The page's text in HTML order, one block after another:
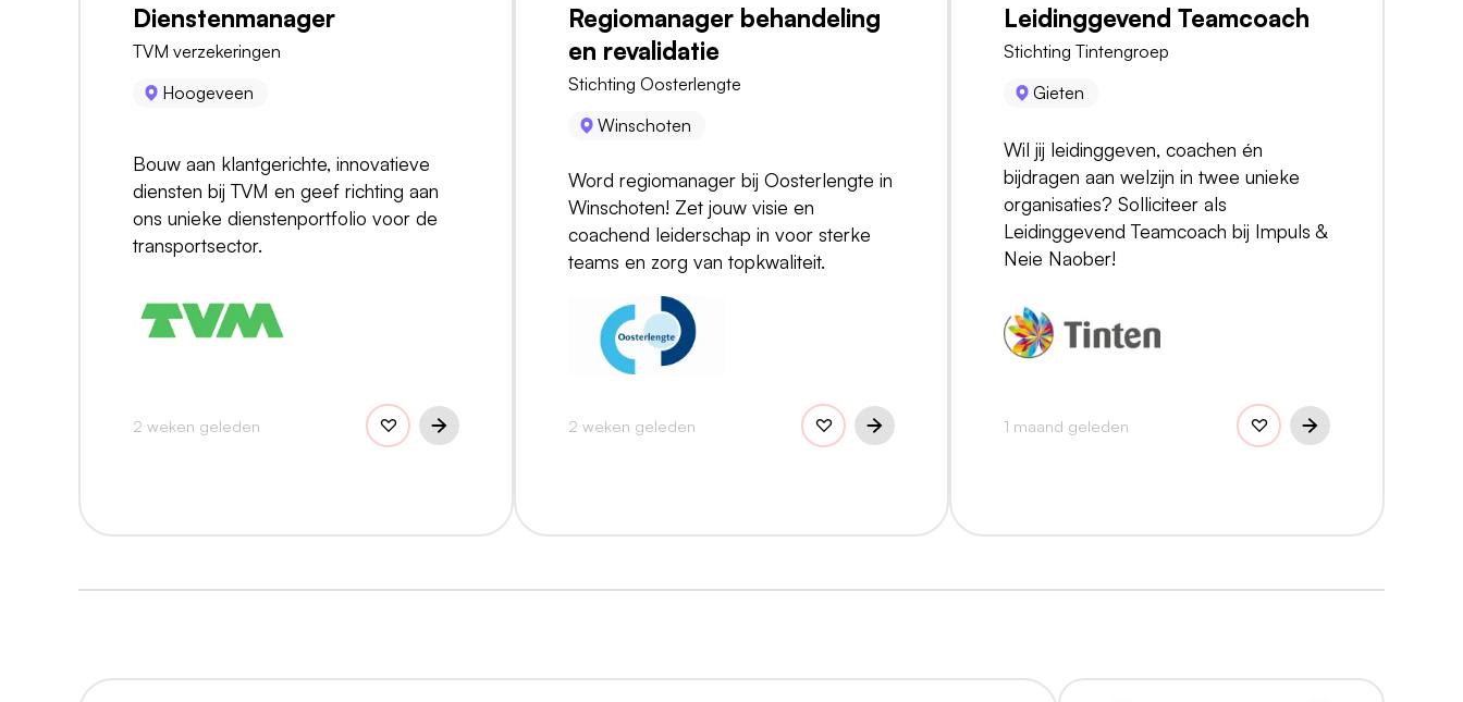
Dienstenmanager
TVM verzekeringen
Hoogeveen
Bouw aan klantgerichte, innovatieve
diensten bij TVM en geef richting aan
ons unieke dienstenportfolio voor de
transportsector.
2 weken geleden
Regiomanager behandeling
en revalidatie
Stichting Oosterlengte
Winschoten
Word regiomanager bij Oosterlengte in
Winschoten! Zet jouw visie en
coachend leiderschap in voor sterke
teams en zorg van topkwaliteit.
2 weken geleden
Leidinggevend Teamcoach
Stichting Tintengroep
Gieten
Wil jij leidinggeven, coachen én
bijdragen aan welzijn in twee unieke
organisaties? Solliciteer als
Leidinggevend Teamcoach bij Impuls &
Neie Naober!
1 maand geleden